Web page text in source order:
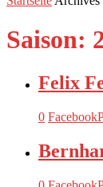
Saison:
Felix
0 Facebook